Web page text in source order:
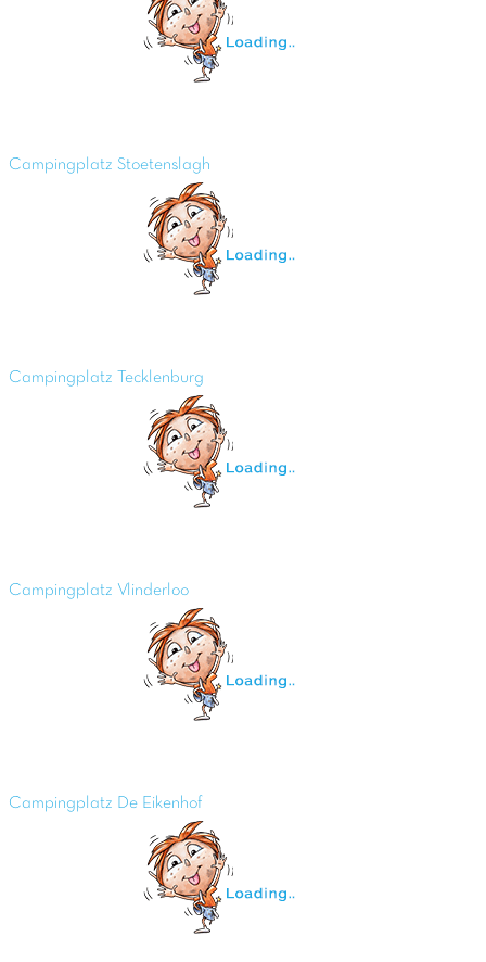
Campingplatz Stoetenslagh
Campingplatz Tecklenburg
Campingplatz Vlinderloo
Campingplatz De Eikenhof